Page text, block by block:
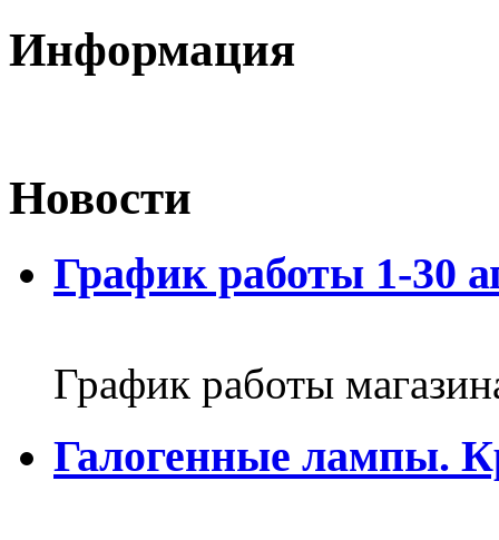
Информация
Новости
График работы 1-30
График работы
Галогенные лампы.